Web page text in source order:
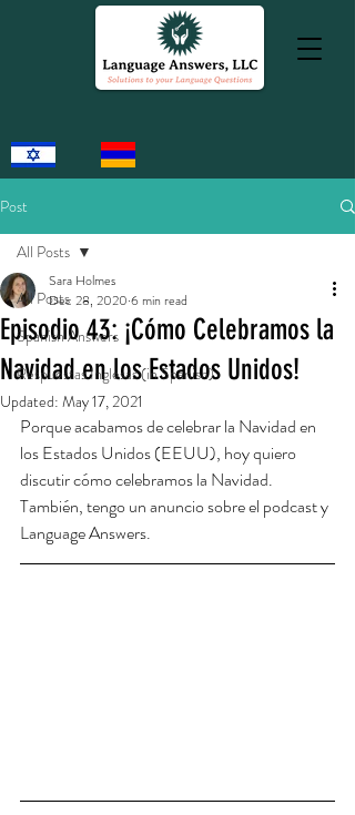
Post
All Posts
Spanish Answers
Respuestas Inglesas (in Spanish)
All Posts
Episodio 43: ¡Cómo Celebramos la
Navidad en los Estados Unidos!
Sara Holmes
Dec 28, 2020 6 min read
Updated: May 17, 2021
Porque acabamos de celebrar la Navidad en
los Estados Unidos (EEUU), hoy quiero
discutir cómo celebramos la Navidad.
También, tengo un anuncio sobre el podcast y
Language Answers.